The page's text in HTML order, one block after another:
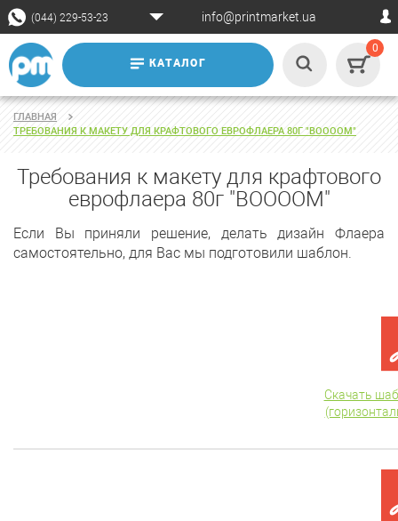
(044) 229-53-23 info@printmarket.ua
КАТАЛОГ
0
ГЛАВНАЯ
ТРЕБОВАНИЯ К МАКЕТУ ДЛЯ КРАФТОВОГО ЕВРОФЛАЕРА 80Г "BOOOOM"
Требования к макету для крафтового
еврофлаера 80г "BOOOOM"
Если Вы приняли решение, делать дизайн Флаера
самостоятельно, для Вас мы подготовили шаблон.
Скачать